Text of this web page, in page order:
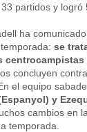
partidos y logró
ha
se
concluyen
el equipo
y
cambios en
temporada.